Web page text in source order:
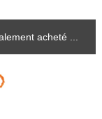
acheté ...